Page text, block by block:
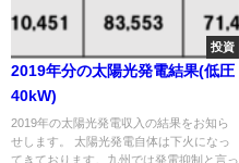
投資
2019年分の太陽光発電結果(低圧
40kW)
2019年の太陽光発電収入の結果をお知ら
せします。 太陽光発電自体は下火になっ
てきております。九州では発電抑制と言っ